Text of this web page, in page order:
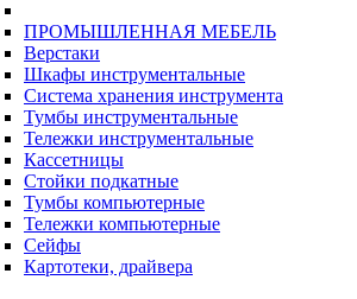
ПРОМЫШЛЕННАЯ МЕБЕЛЬ
Верстаки
Шкафы инструментальные
Система хранения инструмента
Тумбы инструментальные
Тележки инструментальные
Кассетницы
Стойки подкатные
Тумбы компьютерные
Тележки компьютерные
Сейфы
Картотеки, драйвера